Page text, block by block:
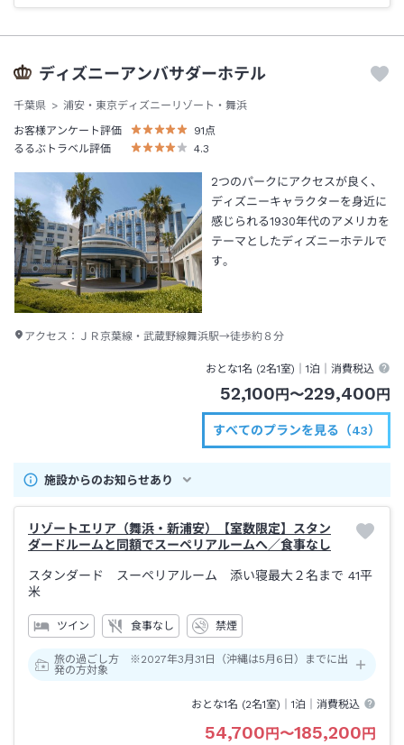
ディズニーアンバサダーホテル
千葉県
浦安・東京ディズニーリゾート・舞浜
お客様アンケート評価
91 点
るるぶトラベル評価
4.3
2つのパークにアクセスが良く、
ディズニーキャラクターを身近に
感じられる1930年代のアメリカを
テーマとしたディズニーホテルで
す。
アクセス： ＪＲ京葉線・武蔵野線舞浜駅→徒歩約８分
おとな1名 (2名1室)｜1泊 ｜消費税込
52,100 円 〜229,400 円
すべてのプランを見る（43）
施設からのお知らせあり
リゾートエリア（舞浜・新浦安）【室数限定】スタン
ダードルームと同額でスーペリアルームへ／食事なし
スタンダード スーペリアルーム 添い寝最大２名まで 41平
米
ツイン 食事なし 禁煙
旅の過ごし方 ※2027年3月31日（沖縄は5月6日）までに出
発の方対象
おとな1名 (2名1室)｜1泊 ｜消費税込
54,700 円 〜185,200 円